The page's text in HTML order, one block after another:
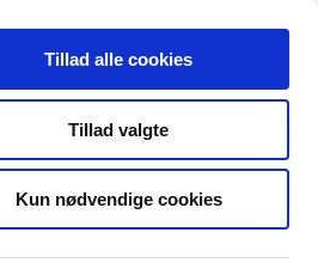
Tillad alle cookies
Tillad valgte
Kun nødvendige cookies